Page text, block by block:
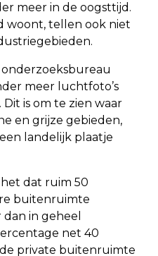
meer in de oogsttijd.
woont, tellen ook niet
meer luchtfoto’s
is om te zien waar
en grijze gebieden,
landelijk plaatje
dat ruim 50
buitenruimte
dan in geheel
net 40
private buitenruimte